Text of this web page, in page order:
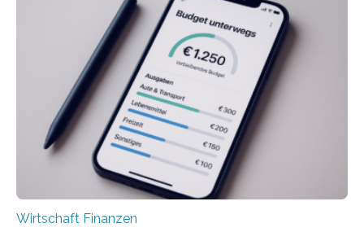
viele Beschäftigte ist deshalb das zumeist im Juni oder
Juli ausgezahlte Urlaubsgeld ein wichtiger Faktor, um
sich den wohlverdienten Jahresurlaub leisten zu
können. Allerdings erhält mit 44 Prozent noch nicht
einmal die Hälfte aller Beschäftigten in der
Privatwirtschaft Urlaubsgeld. Zu diesem…
Wirtschaft Finanzen